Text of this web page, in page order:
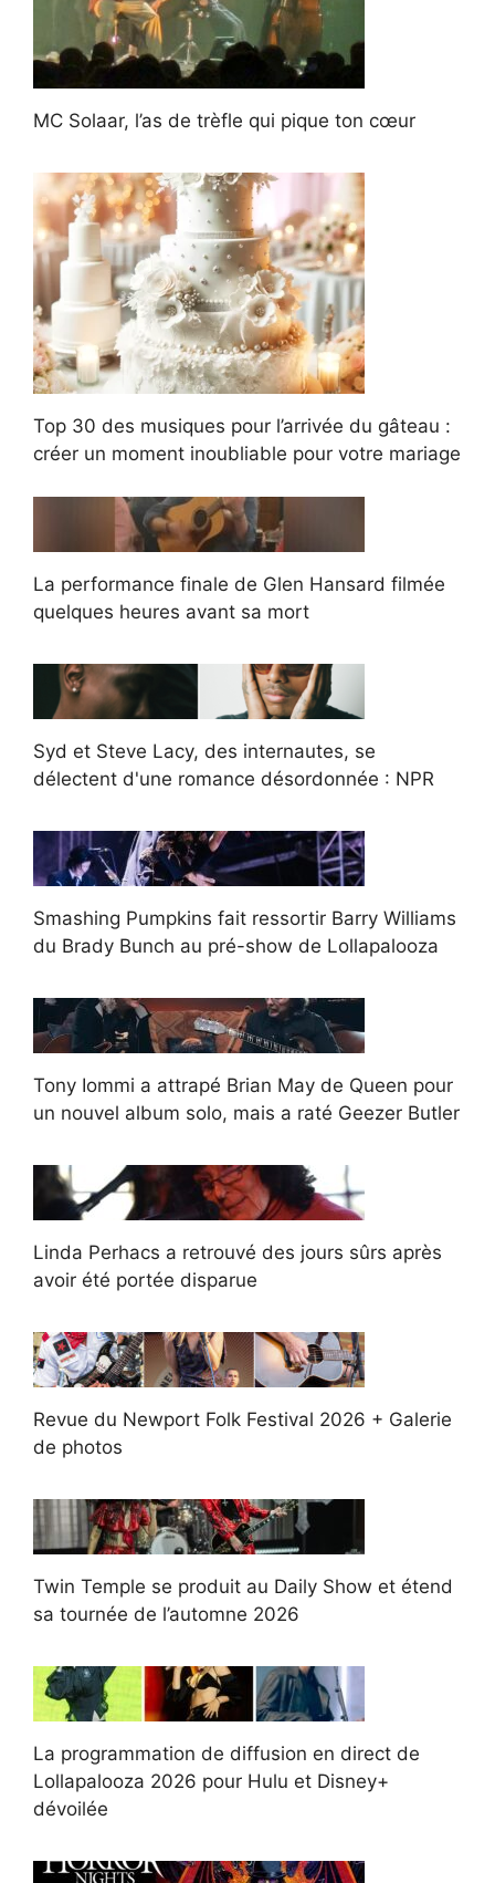
MC Solaar, l’as de trèfle qui pique ton cœur
Top 30 des musiques pour l’arrivée du gâteau :
créer un moment inoubliable pour votre mariage
La performance finale de Glen Hansard filmée
quelques heures avant sa mort
Syd et Steve Lacy, des internautes, se
délectent d'une romance désordonnée : NPR
Smashing Pumpkins fait ressortir Barry Williams
du Brady Bunch au pré-show de Lollapalooza
Tony Iommi a attrapé Brian May de Queen pour
un nouvel album solo, mais a raté Geezer Butler
Linda Perhacs a retrouvé des jours sûrs après
avoir été portée disparue
Revue du Newport Folk Festival 2026 + Galerie
de photos
Twin Temple se produit au Daily Show et étend
sa tournée de l’automne 2026
La programmation de diffusion en direct de
Lollapalooza 2026 pour Hulu et Disney+
dévoilée